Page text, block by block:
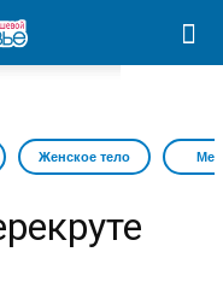
Женское тело